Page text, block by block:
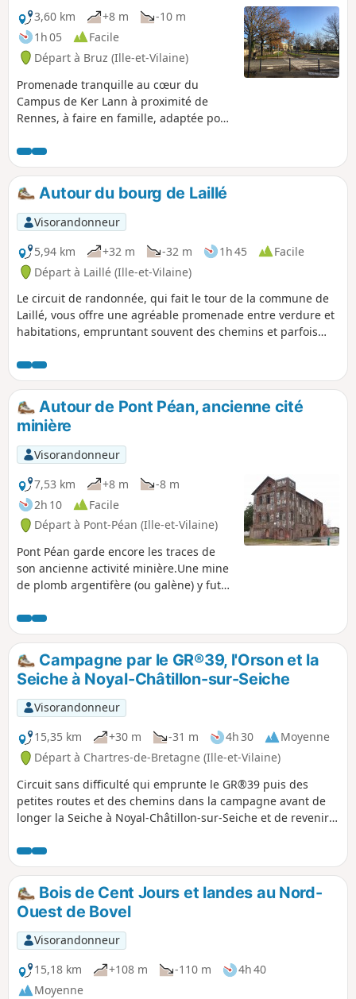
3,60 km
+8 m
-10 m
1h 05
Facile
Départ à Bruz (Ille-et-Vilaine)
Promenade tranquille au cœur du
Campus de Ker Lann à proximité de
Rennes, à faire en famille, adaptée pour
Vous êtes au milieu du campus et
pourtant vous profiterez du paysage, de
la vue sur les plans d'eau et du calme.
Autour du bourg de Laillé
Visorandonneur
5,94 km
+32 m -32 m 1h 45
Facile
Départ à Laillé (Ille-et-Vilaine)
Le circuit de randonnée, qui fait le tour de la commune de
Laillé, vous offre une agréable promenade entre verdure et
habitations, empruntant souvent des chemins et parfois
au circuit communal "Laillé Bourg", qui tient compte du
"nouveau lotissement" du Nord-Est.
Autour de Pont Péan, ancienne cité
minière
Visorandonneur
7,53 km
+8 m
-8 m
2h 10
Facile
Départ à Pont-Péan (Ille-et-Vilaine)
Pont Péan garde encore les traces de
son ancienne activité minière.Une mine
de plomb argentifère (ou galène) y fut
1904.Ce circuit permet de voir quelques
vestiges de cette activité et de faire le
tour du bourg près du Ruisseau de Tellé
en lisière de l'urbain et du rural.
Campagne par le GR®39, l'Orson et la
Seiche à Noyal-Châtillon-sur-Seiche
Visorandonneur
15,35 km
+30 m -31 m 4h 30
Moyenne
Départ à Chartres-de-Bretagne (Ille-et-Vilaine)
Circuit sans difficulté qui emprunte le GR®39 puis des
petites routes et des chemins dans la campagne avant de
longer la Seiche à Noyal-Châtillon-sur-Seiche et de revenir
le (10) et (12) , peut être interdit en cas de crue et
d'inondations.
Bois de Cent Jours et landes au Nord-
Ouest de Bovel
Visorandonneur
15,18 km
+108 m -110 m
4h 40
Moyenne